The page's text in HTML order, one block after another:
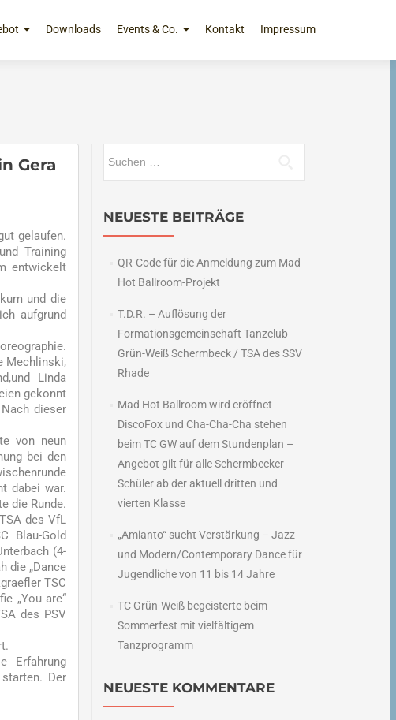
Downloads Events & Co. Kontakt Impressum
Gera
gelaufen.
Training
entwickelt
und die
aufgrund
Mechlinski,
Linda
gekonnt
dieser
von neun
bei den
dabei war.
die Runde.
des VfL
Blau-Gold
(4-
die „Dance
TSC
„You are“
des PSV
Erfahrung
Der
NEUESTE BEITRÄGE
QR-Code für die Anmeldung zum Mad
Hot Ballroom-Projekt
T.D.R. – Auflösung der
Formationsgemeinschaft Tanzclub
Grün-Weiß Schermbeck / TSA des SSV
Rhade
Mad Hot Ballroom wird eröffnet
DiscoFox und Cha-Cha-Cha stehen
beim TC GW auf dem Stundenplan –
Angebot gilt für alle Schermbecker
Schüler ab der aktuell dritten und
vierten Klasse
„Amianto“ sucht Verstärkung – Jazz
und Modern/Contemporary Dance für
Jugendliche von 11 bis 14 Jahre
TC Grün-Weiß begeisterte beim
Sommerfest mit vielfältigem
Tanzprogramm
NEUESTE KOMMENTARE